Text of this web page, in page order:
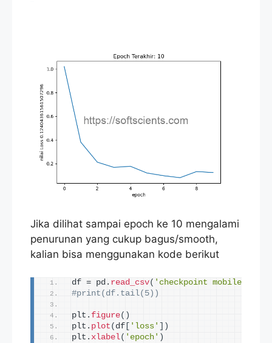
Jika dilihat sampai epoch ke 10 mengalami
penurunan yang cukup bagus/smooth,
kalian bisa menggunakan kode berikut
df = pd. read_csv( 'checkpoint
#print(df.tail(5))
plt. figure()
plt. plot ( df 'loss'
])
plt. xlabel( 'epoch' )